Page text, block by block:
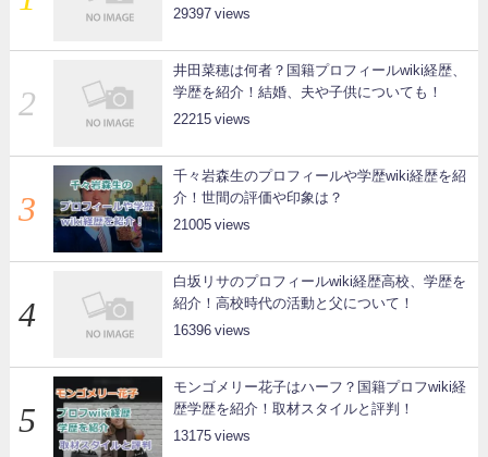
29397
井田菜穂は何者？国籍プロフィールwiki経歴、
学歴を紹介！結婚、夫や子供についても！
22215
千々岩森生のプロフィールや学歴wiki経歴を紹
介！世間の評価や印象は？
21005
白坂リサのプロフィールwiki経歴高校、学歴を
紹介！高校時代の活動と父について！
16396
モンゴメリー花子はハーフ？国籍プロフwiki経
歴学歴を紹介！取材スタイルと評判！
13175